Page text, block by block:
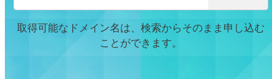
トップページ
取得可能なドメイン名は、検索からそのまま申し込む
ことができます。